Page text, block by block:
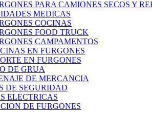
PARA CAMIONES SECOS Y
MEDICAS
COCINAS
FOOD TRUCK
CAMPAMENTOS
EN FURGONES
EN FURGONES
DE GRUA
DE MERCANCIA
DE SEGURIDAD
ELECTRICAS
DE FURGONES